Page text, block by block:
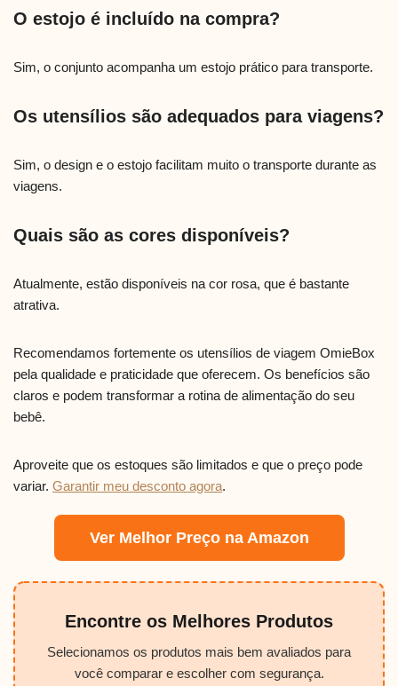
O estojo é incluído na compra?
Sim, o conjunto acompanha um estojo prático para transporte.
Os utensílios são adequados para viagens?
Sim, o design e o estojo facilitam muito o transporte durante as
viagens.
Quais são as cores disponíveis?
Atualmente, estão disponíveis na cor rosa, que é bastante
atrativa.
Recomendamos fortemente os utensílios de viagem OmieBox
pela qualidade e praticidade que oferecem. Os benefícios são
claros e podem transformar a rotina de alimentação do seu
bebê.
Aproveite que os estoques são limitados e que o preço pode
variar. Garantir meu desconto agora.
Ver Melhor Preço na Amazon
Encontre os Melhores Produtos
Selecionamos os produtos mais bem avaliados para
você comparar e escolher com segurança.